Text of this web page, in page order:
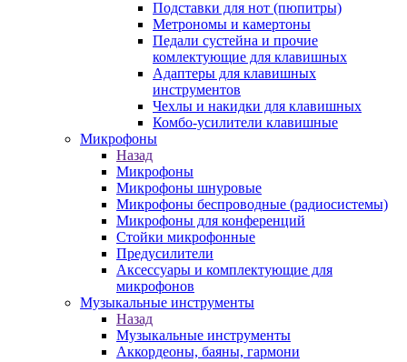
Подставки для нот (пюпитры)
Метрономы и камертоны
Педали сустейна и прочие
комлектующие для клавишных
Адаптеры для клавишных
инструментов
Чехлы и накидки для клавишных
Комбо-усилители клавишные
Микрофоны
Назад
Микрофоны
Микрофоны шнуровые
Микрофоны беспроводные (радиосистемы)
Микрофоны для конференций
Стойки микрофонные
Предусилители
Аксессуары и комплектующие для
микрофонов
Музыкальные инструменты
Назад
Музыкальные инструменты
Аккордеоны, баяны, гармони